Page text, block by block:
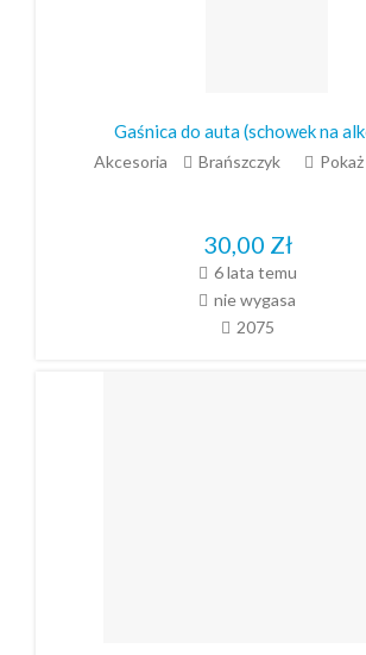
Gaśnica do auta (schowek na
Akcesoria Brańszczyk
30,00 Zł
6 lata temu
nie wygasa
2075